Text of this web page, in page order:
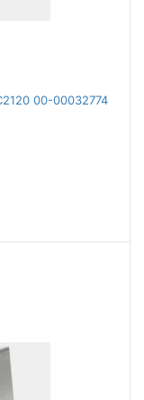
00-00032774